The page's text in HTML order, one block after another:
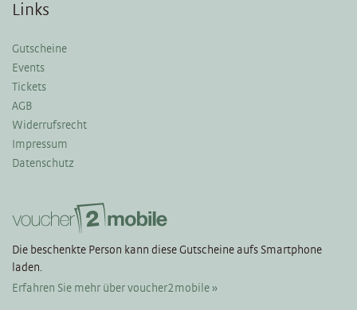
Links
Gutscheine
Events
Tickets
AGB
Widerrufsrecht
Impressum
Datenschutz
Die beschenkte Person kann diese Gutscheine aufs Smartphone
laden.
Erfahren Sie mehr über voucher2mobile »